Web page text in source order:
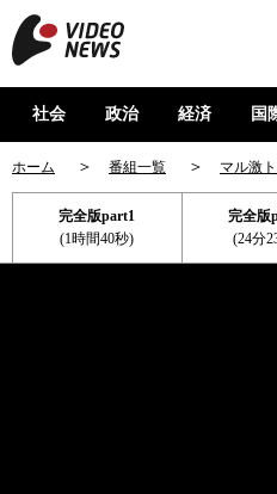
社会 政治 経済 国
ホーム 番組一覧 マル激
完全版part1
(1時間40秒)
完全版
(24分